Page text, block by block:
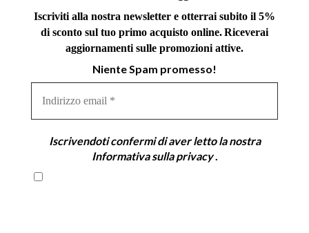
Iscriviti alla nostra newsletter e otterrai subito il 5%
di sconto sul tuo primo acquisto online.Riceverai
aggiornamenti sulle promozioni attive.
Niente Spam promesso!
email
Iscrivendoti confermi di aver letto la nostra
Informativa sulla privacy.